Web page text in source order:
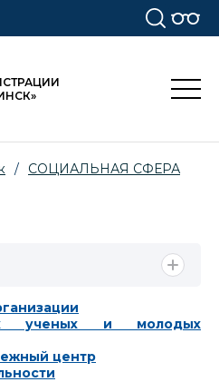
/
СОЦИАЛЬНАЯ СФЕРА
ученых и молодых
центр